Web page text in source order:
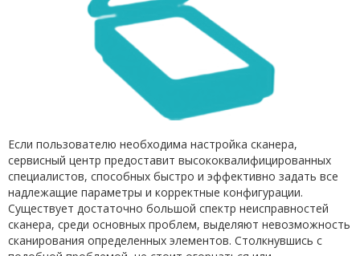
Если пользователю необходима настройка сканера,
сервисный центр предоставит высококвалифицированных
специалистов, способных быстро и эффективно задать все
надлежащие параметры и корректные конфигурации.
Существует достаточно большой спектр неисправностей
сканера, среди основных проблем, выделяют невозможность
сканирования определенных элементов. Столкнувшись с